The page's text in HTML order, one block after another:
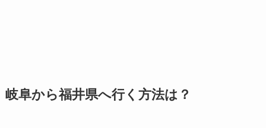
岐阜から福井県へ行く方法は？